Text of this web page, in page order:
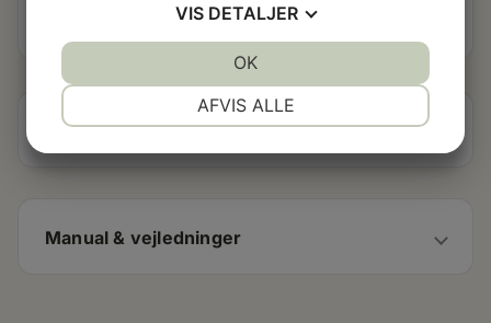
Produktinformation
Manual & vejledninger
VIS DETALJER
MARKETING STATISTIK
AFVIS ALLE
OK